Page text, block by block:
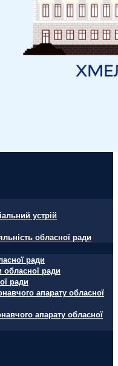
устрій
обласної ради
ради
ради
ради
апарату обласної
апарату обласної